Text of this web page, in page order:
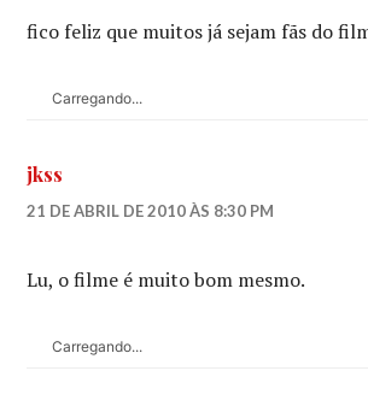
fico feliz que muitos já sejam fãs do
Carregando...
jkss
21 DE ABRIL DE 2010 ÀS 8:30 PM
Lu, o filme é muito bom mesmo.
Carregando...